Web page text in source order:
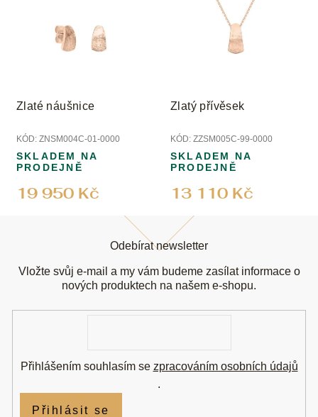
Zlaté náušnice
KÓD: ZNSM004C-01-0000
19 950 Kč
SKLADEM NA
PRODEJNĚ
Zlatý přívěsek
KÓD: ZZSM005C-99-0000
13 110 Kč
SKLADEM NA
PRODEJNĚ
Odebírat newsletter
Vložte svůj e-mail a my vám budeme zasílat informace o
nových produktech na našem e-shopu.
Přihlášením souhlasím se zpracováním osobních údajů
.
Přihlásit se